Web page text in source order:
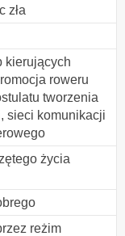
zła
kierujących
roweru
tworzenia
sieci komunikacji
życia
reżim